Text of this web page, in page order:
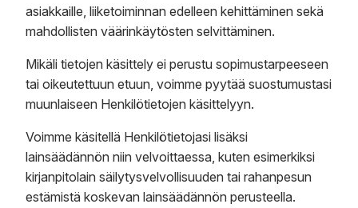
asiakkaille, liiketoiminnan edelleen kehittäminen sekä
mahdollisten väärinkäytösten selvittäminen.
Mikäli tietojen käsittely ei perustu sopimustarpeeseen
tai oikeutettuun etuun, voimme pyytää suostumustasi
muunlaiseen Henkilötietojen käsittelyyn.
Voimme käsitellä Henkilötietojasi lisäksi
lainsäädännön niin velvoittaessa, kuten esimerkiksi
kirjanpitolain säilytysvelvollisuuden tai rahanpesun
estämistä koskevan lainsäädännön perusteella.